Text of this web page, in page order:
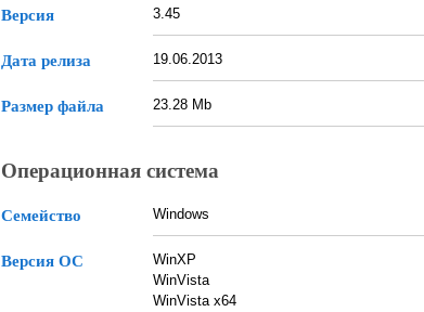
Версия 3.45
Дата релиза 19.06.2013
Размер файла 23.28 Mb
Операционная система
Семейство Windows
Версия ОС
WinXP
WinVista
WinVista x64